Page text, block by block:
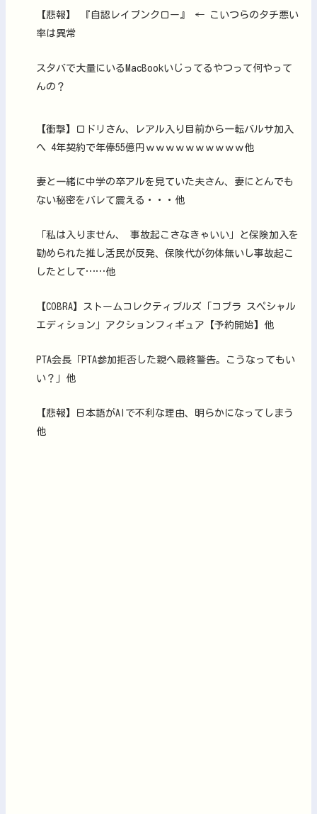
【悲報】 『自認レイブンクロー』 ← こいつらのタチ悪い
率は異常
スタバで大量にいるMacBookいじってるやつって何やって
んの？
【衝撃】ロドリさん、レアル入り目前から一転バルサ加入
へ 4年契約で年俸55億円ｗｗｗｗｗｗｗｗｗｗ他
妻と一緒に中学の卒アルを見ていた夫さん、妻にとんでも
ない秘密をバレて震える・・・他
「私は入りません、 事故起こさなきゃいい」と保険加入を
勧められた推し活民が反発、保険代が勿体無いし事故起こ
したとして……他
【COBRA】ストームコレクティブルズ「コブラ スペシャル
エディション」アクションフィギュア【予約開始】他
PTA会長「PTA参加拒否した親へ最終警告。こうなってもい
い？」他
【悲報】日本語がAIで不利な理由、明らかになってしまう
他